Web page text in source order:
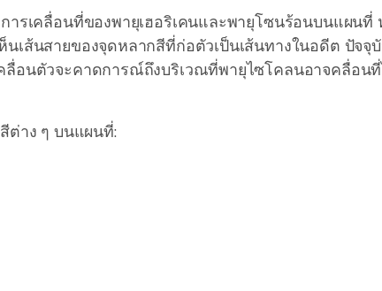
ารเคลื่อนที่ของพายุเฮอริเคนและพายุโซนร้อนบนแผน
ส้นสายของจุดหลากสีที่ก่อตัวเป็นเส้นทางในอดีต ปัจจุ
อนตัวจะคาดการณ์ถึงบริเวณที่พายุไซโคลนอาจคลื่อน
ต่าง ๆ บนแผนที่: